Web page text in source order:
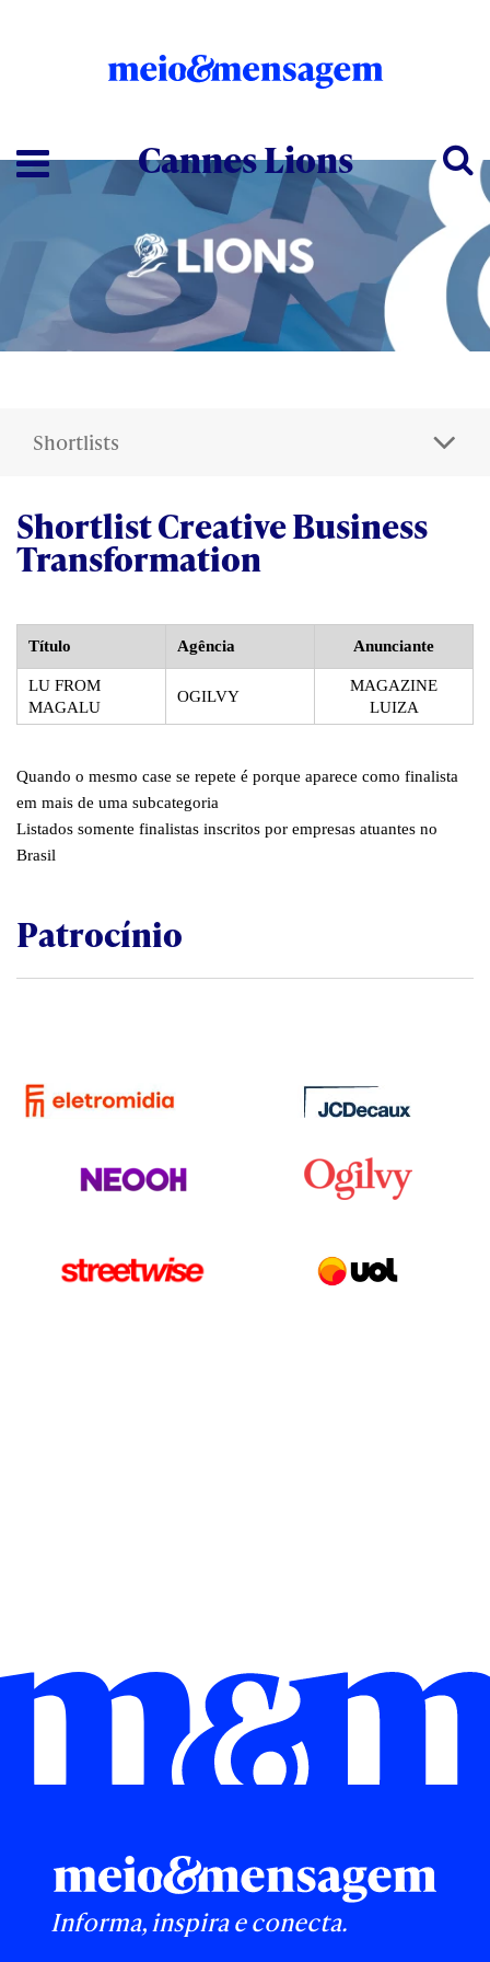
Cannes Lions
Shortlists
Shortlist Creative Business
Transformation
Título Agência Anunciante
LU FROM
MAGALU
OGILVY
MAGAZINE
LUIZA
Quando o mesmo case se repete é porque aparece como finalista
em mais de uma subcategoria
Listados somente finalistas inscritos por empresas atuantes no
Brasil
Patrocínio
Informa, inspira e conecta.